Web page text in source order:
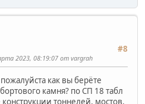
#8
2023, 08:19:07 от vargrah
как вы берёте
камня? по СП 18 табл
тоннелей, мостов,